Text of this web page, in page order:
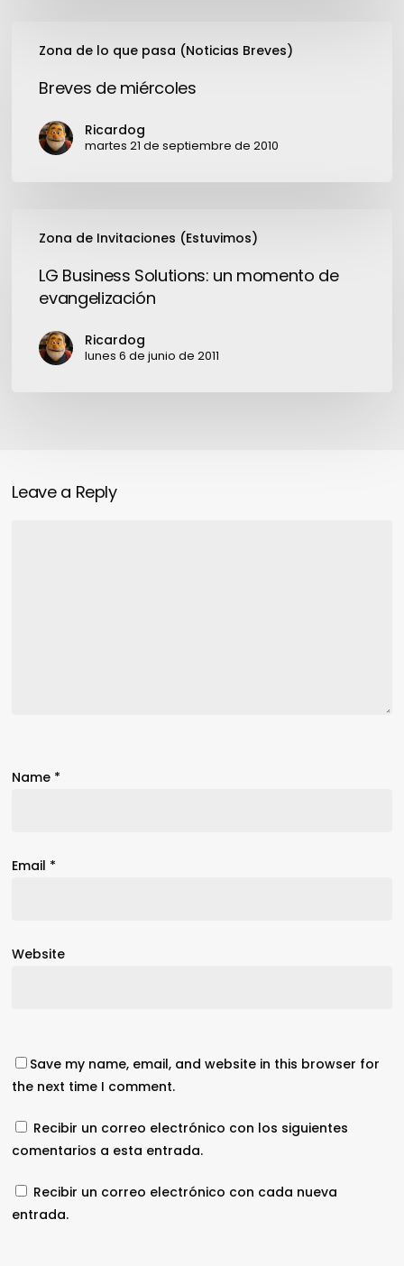
Zona de lo que pasa (Noticias Breves)
Breves de miércoles
Ricardog
martes 21 de septiembre de 2010
Zona de Invitaciones (Estuvimos)
Business
momento
evangelización
LG Business Solutions: un momento de
evangelización
Ricardog
lunes 6 de junio de 2011
Leave a Reply
Name *
Email *
Website
Save my name, email, and website in this browser for
the next time I comment.
Recibir un correo electrónico con los siguientes
comentarios a esta entrada.
Recibir un correo electrónico con cada nueva
entrada.